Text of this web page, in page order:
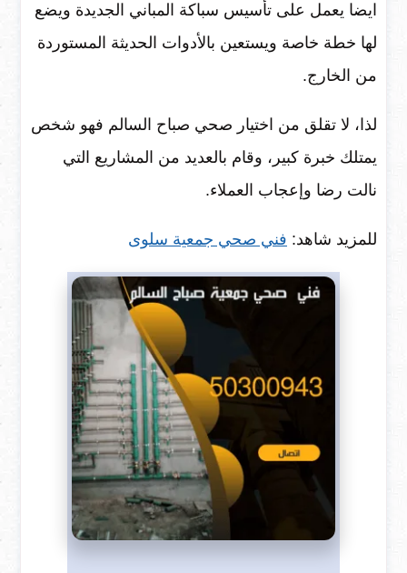
ايضا يعمل على تأسيس سباكة المباني الجديدة ويضع
لها خطة خاصة ويستعين بالأدوات الحديثة المستوردة
من الخارج.
لذا، لا تقلق من اختيار صحي صباح السالم فهو شخص
يمتلك خبرة كبير، وقام بالعديد من المشاريع التي
نالت رضا وإعجاب العملاء.
للمزيد شاهد: فني صحي جمعية سلوى